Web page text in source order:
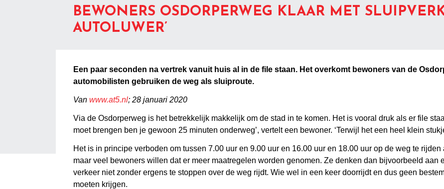
BEWONERS OSDORPERWEG KLAAR MET
AUTOLUWER’
Een paar seconden na vertrek vanuit huis al in de file staan. Het overkomt bewoners van de
automobilisten gebruiken de weg als sluiproute.
Van www.at5.nl; 28 januari 2020
Via de Osdorperweg is het betrekkelijk makkelijk om de stad in te komen. Het is vooral druk als er file
moet brengen ben je gewoon 25 minuten onderweg’, vertelt een bewoner. ‘Terwijl het een heel klein
Het is in principe verboden om tussen 7.00 uur en 9.00 uur en 16.00 uur en 18.00 uur op de weg te
maar veel bewoners willen dat er meer maatregelen worden genomen. Ze denken dan bijvoorbeeld aan
verkeer niet zonder ergens te stoppen over de weg rijdt. Wie wel in een keer doorrijdt en dus geen
moeten krijgen.